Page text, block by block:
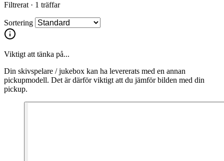
Filtrerat · 1 träffar
Sortering
Viktigt att tänka på...
Din skivspelare / jukebox kan ha levererats med en annan
pickupmodell. Det är därför viktigt att du jämför bilden med din
pickup.